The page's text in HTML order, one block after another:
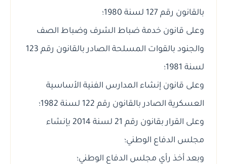
بالقانون رقم 127 لسنة 1980؛
وعلى قانون خدمة ضباط الشرف وضباط الصف
والجنود بالقوات المسلحة الصادر بالقانون رقم 123
لسنة 1981؛
وعلى قانون إنشاء المدارس الفنية الأساسية
العسكرية الصادر بالقانون رقم 122 لسنة 1982؛
وعلى القرار بقانون رقم 21 لسنة 2014 بإنشاء
مجلس الدفاع الوطني؛
وبعد أخذ رأي مجلس الدفاع الوطني؛